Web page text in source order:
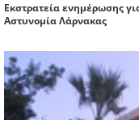
Εκστρατεία ενημέρωσης
Αστυνομία Λάρνακας